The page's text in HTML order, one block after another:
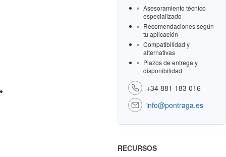
Asesoramiento técnico
especializado
Recomendaciones según
tu aplicación
Compatibilidad y
alternativas
Plazos de entrega y
disponibilidad
+34 881 183 016
info@pontraga.es
RECURSOS